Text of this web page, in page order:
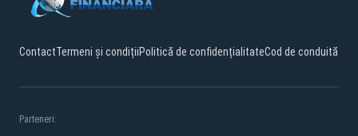
ContactTermeni și condițiiPolitică de confidențialitateCod de conduită
Parteneri: